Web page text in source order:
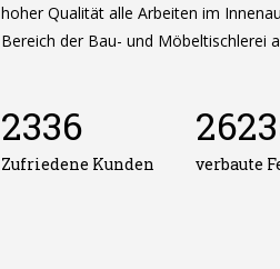
hoher Qualität alle Arbeiten im
Bereich der Bau- und Möbeltischlerei
2336
Zufriedene Kunden verbaute